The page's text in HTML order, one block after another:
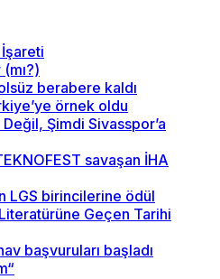
berabere kaldı
örnek oldu
Şimdi Sivasspor’a
savaşan İHA
LGS birincilerine ödül
Geçen Tarihi
başvuruları başladı